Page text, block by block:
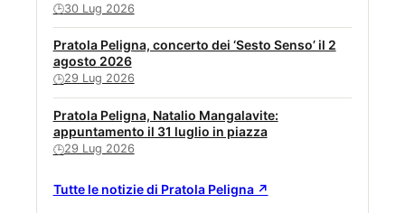
🕒30 Lug 2026
Pratola Peligna, concerto dei ‘Sesto Senso’ il 2
agosto 2026
🕒29 Lug 2026
Pratola Peligna, Natalio Mangalavite:
appuntamento il 31 luglio in piazza
🕒29 Lug 2026
Tutte le notizie di Pratola Peligna ↗